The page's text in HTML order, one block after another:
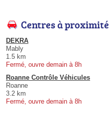
Centres à proximité
DEKRA
Mably
1.5 km
Fermé, ouvre demain à 8h
Roanne Contrôle Véhicules
Roanne
3.2 km
Fermé, ouvre demain à 8h